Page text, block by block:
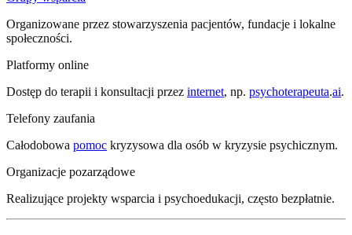
Organizowane przez stowarzyszenia pacjentów, fundacje i lokalne
społeczności.
Platformy online
Dostęp do terapii i konsultacji przez internet, np. psychoterapeuta.ai.
Telefony zaufania
Całodobowa pomoc kryzysowa dla osób w kryzysie psychicznym.
Organizacje pozarządowe
Realizujące projekty wsparcia i psychoedukacji, często bezpłatnie.